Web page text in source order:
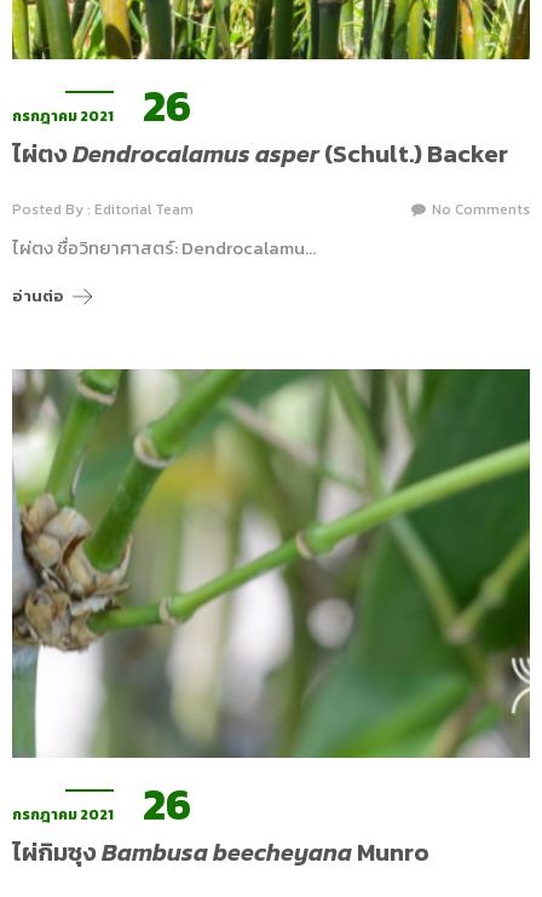
กรกฎาคม 2021 26
ไผ่ตงDendrocalamus asper(Schult.) Backer
Posted By : Editorial Team No Comments
ไผ่ตง ชื่อวิทยาศาสตร์: Dendrocalamu…
อ่านต่อ
กรกฎาคม 2021 26
ไผ่กิมซุงBambusa beecheyanaMunro